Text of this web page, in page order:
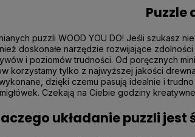
Puzzle
puzzli WOOD YOU DO! Jeśli szukasz
doskonałe narzędzie rozwijające
i poziomów trudności. Od poręcznych
korzystamy tylko z najwyższej jakości
dzięki czemu pasują idealnie i
Czekają na Ciebie godziny
układanie puzzli